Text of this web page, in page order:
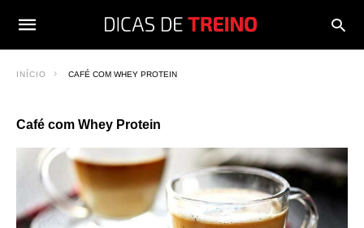
INÍCIO CAFÉ COM WHEY PROTEIN
Café com Whey Protein